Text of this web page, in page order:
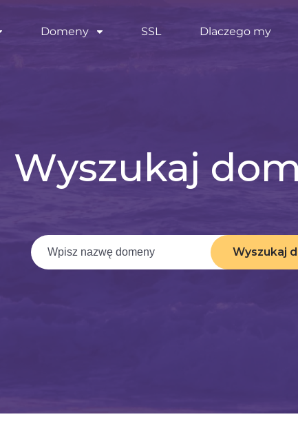
Domeny SSL Dlaczego my
Wyszukaj
Wyszukaj